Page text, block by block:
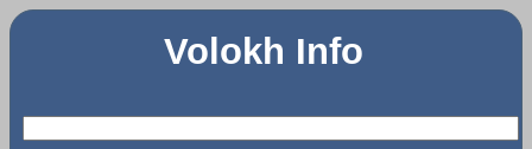
Volokh Info